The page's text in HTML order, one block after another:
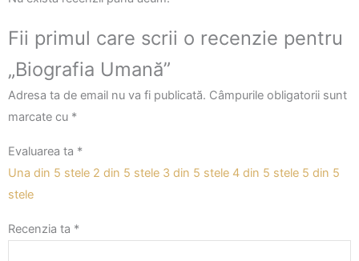
Fii primul care scrii o recenzie pentru
„Biografia Umană”
Adresa ta de email nu va fi publicată. Câmpurile obligatorii sunt
marcate cu *
Evaluarea ta *
Una din 5 stele 2 din 5 stele 3 din 5 stele 4 din 5 stele 5 din 5
stele
Recenzia ta *